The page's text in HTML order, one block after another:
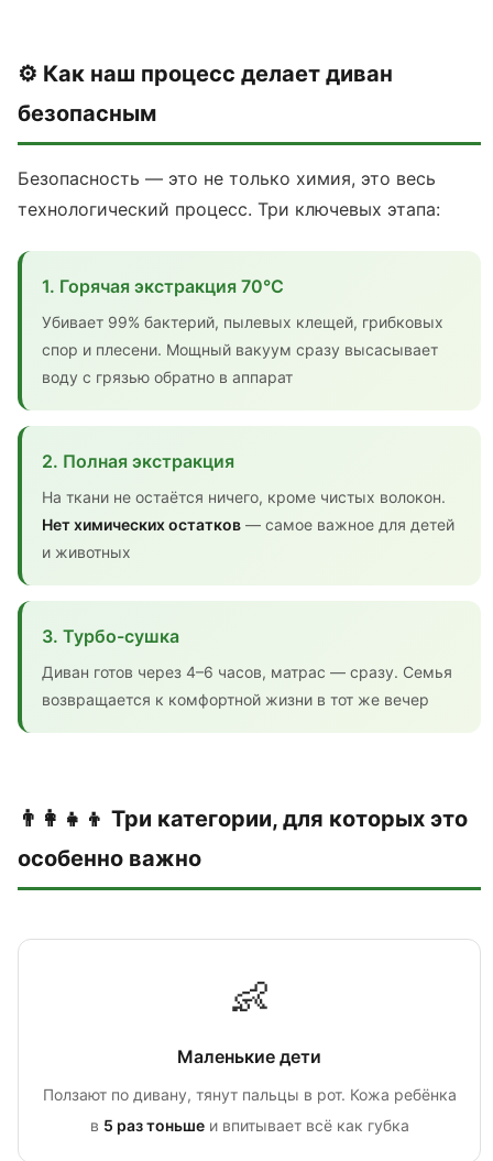
⚙️ Как наш процесс делает диван
безопасным
Безопасность — это не только химия, это весь
технологический процесс. Три ключевых этапа:
1. Горячая экстракция 70°C
Убивает 99% бактерий, пылевых клещей, грибковых
спор и плесени. Мощный вакуум сразу высасывает
воду с грязью обратно в аппарат
2. Полная экстракция
На ткани не остаётся ничего, кроме чистых волокон.
Нет химических остатков — самое важное для детей
и животных
3. Турбо-сушка
Диван готов через 4–6 часов, матрас — сразу. Семья
возвращается к комфортной жизни в тот же вечер
👨‍👩‍👧‍👦 Три категории, для которых это
особенно важно
👶
Маленькие дети
Ползают по дивану, тянут пальцы в рот. Кожа ребёнка
в 5 раз тоньшеи впитывает всё как губка